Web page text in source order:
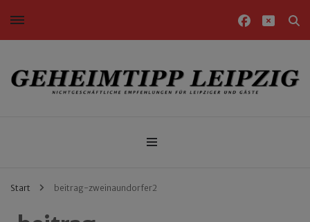
Nichtgeschäftliche Empfehlungen für Leipziger und Gäste
Start beitrag-zweinaundorfer2